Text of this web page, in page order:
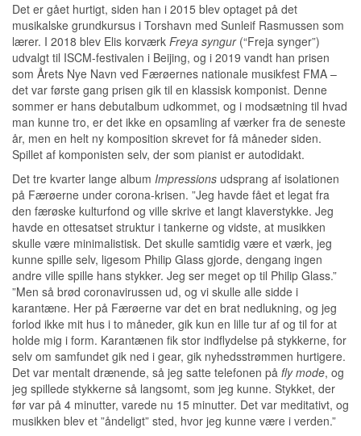
Det er gået hurtigt, siden han i 2015 blev optaget på det
musikalske grundkursus i Torshavn med Sunleif Rasmussen som
lærer. I 2018 blev Elis korværk Freya syngur (“Freja synger”)
udvalgt til ISCM-festivalen i Beijing, og i 2019 vandt han prisen
som Årets Nye Navn ved Færøernes nationale musikfest FMA –
det var første gang prisen gik til en klassisk komponist. Denne
sommer er hans debutalbum udkommet, og i modsætning til hvad
man kunne tro, er det ikke en opsamling af værker fra de seneste
år, men en helt ny komposition skrevet for få måneder siden.
Spillet af komponisten selv, der som pianist er autodidakt.
Det tre kvarter lange album Impressions udsprang af isolationen
på Færøerne under corona-krisen. ”Jeg havde fået et legat fra
den færøske kulturfond og ville skrive et langt klaverstykke. Jeg
havde en ottesatset struktur i tankerne og vidste, at musikken
skulle være minimalistisk. Det skulle samtidig være et værk, jeg
kunne spille selv, ligesom Philip Glass gjorde, dengang ingen
andre ville spille hans stykker. Jeg ser meget op til Philip Glass.”
”Men så brød coronavirussen ud, og vi skulle alle sidde i
karantæne. Her på Færøerne var det en brat nedlukning, og jeg
forlod ikke mit hus i to måneder, gik kun en lille tur af og til for at
holde mig i form. Karantænen fik stor indflydelse på stykkerne, for
selv om samfundet gik ned i gear, gik nyhedsstrømmen hurtigere.
Det var mentalt drænende, så jeg satte telefonen på fly mode, og
jeg spillede stykkerne så langsomt, som jeg kunne. Stykket, der
før var på 4 minutter, varede nu 15 minutter. Det var meditativt, og
musikken blev et ”åndeligt” sted, hvor jeg kunne være i verden.”